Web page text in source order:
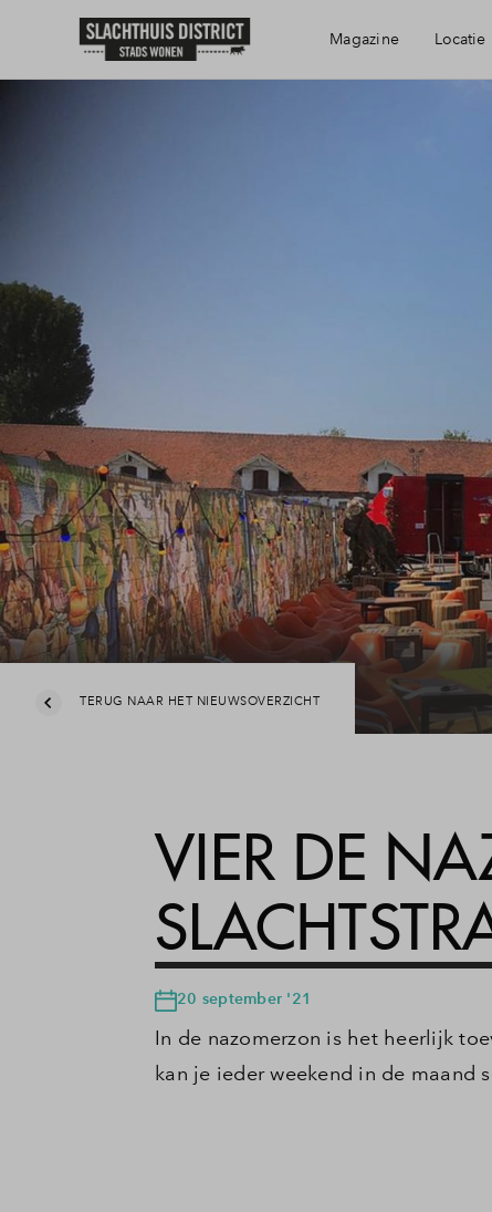
Magazine Locatie
TERUG NAAR HET NIEUWSOVERZICHT
VIER DE
20 september '21
In de nazomerzon is het heerlijk
kan je ieder weekend in de maand